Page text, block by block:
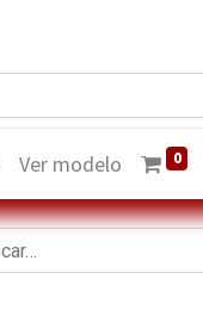
Ver modelo 0